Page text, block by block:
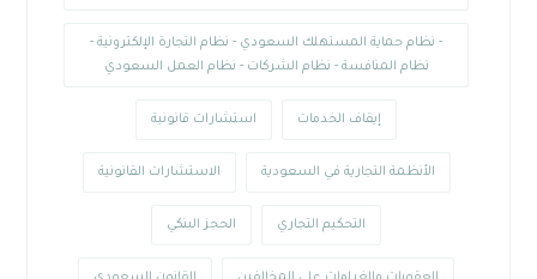
- نظام حماية المستهلك السعودي - نظام التجارة الإلكترونية -
نظام المنافسة - نظام الشركات - نظام العمل السعودي
إيقاف الخدمات استشارات قانونية
الأنظمة التجارية في السعودية الاستشارات القانونية
التحكيم التجاري الحجز البنكي